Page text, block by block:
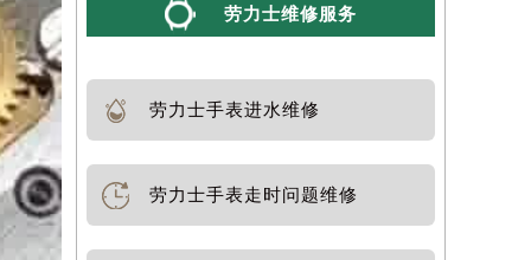
劳力士维修服务
劳力士手表进水维修
劳力士手表走时问题维修